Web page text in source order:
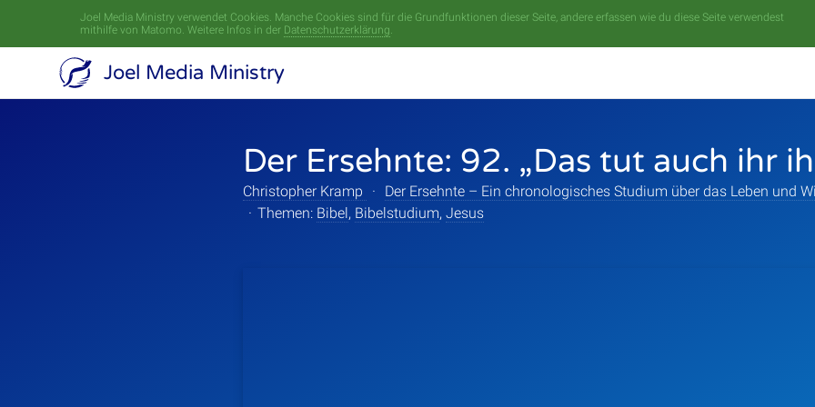
Joel Media Ministry verwendet Cookies. Manche Cookies sind für die Grundfunktionen dieser Seite, andere erfassen wie du diese Seite verwendest
mithilfe von Matomo. Weitere Infos in der Datenschutzerklärung.
Joel Media Ministry
Der Ersehnte: 92. „Das tut auch ihr
Christopher Kramp ·
Der Ersehnte – Ein chronologisches Studium über das Leben und
· Themen: Bibel, Bibelstudium, Jesus